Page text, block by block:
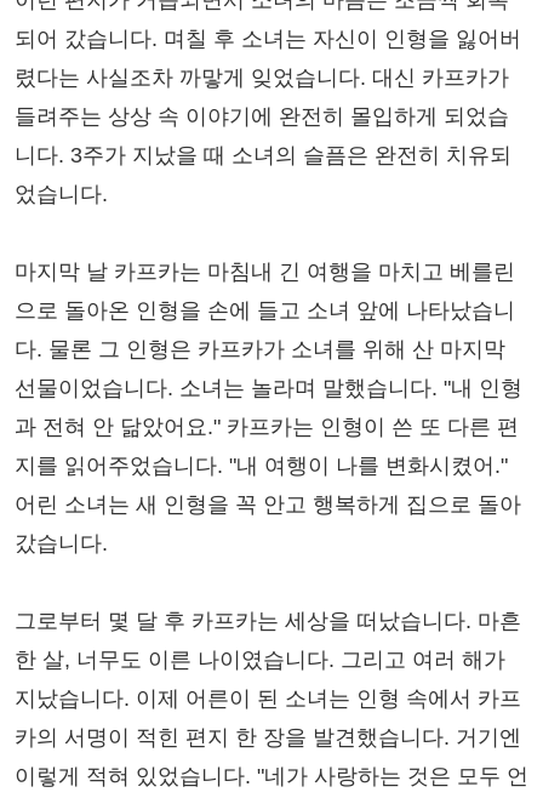
되어 갔습니다. 며칠 후 소녀는 자신이 인형을 잃어버
렸다는 사실조차 까맣게 잊었습니다. 대신 카프카가
들려주는 상상 속 이야기에 완전히 몰입하게 되었습
니다. 3주가 지났을 때 소녀의 슬픔은 완전히 치유되
었습니다.
마지막 날 카프카는 마침내 긴 여행을 마치고 베를린
으로 돌아온 인형을 손에 들고 소녀 앞에 나타났습니
다. 물론 그 인형은 카프카가 소녀를 위해 산 마지막
선물이었습니다. 소녀는 놀라며 말했습니다. "내 인형
과 전혀 안 닮았어요." 카프카는 인형이 쓴 또 다른 편
지를 읽어주었습니다. "내 여행이 나를 변화시켰어."
어린 소녀는 새 인형을 꼭 안고 행복하게 집으로 돌아
갔습니다.
그로부터 몇 달 후 카프카는 세상을 떠났습니다. 마흔
한 살, 너무도 이른 나이였습니다. 그리고 여러 해가
지났습니다. 이제 어른이 된 소녀는 인형 속에서 카프
카의 서명이 적힌 편지 한 장을 발견했습니다. 거기엔
이렇게 적혀 있었습니다. "네가 사랑하는 것은 모두 언